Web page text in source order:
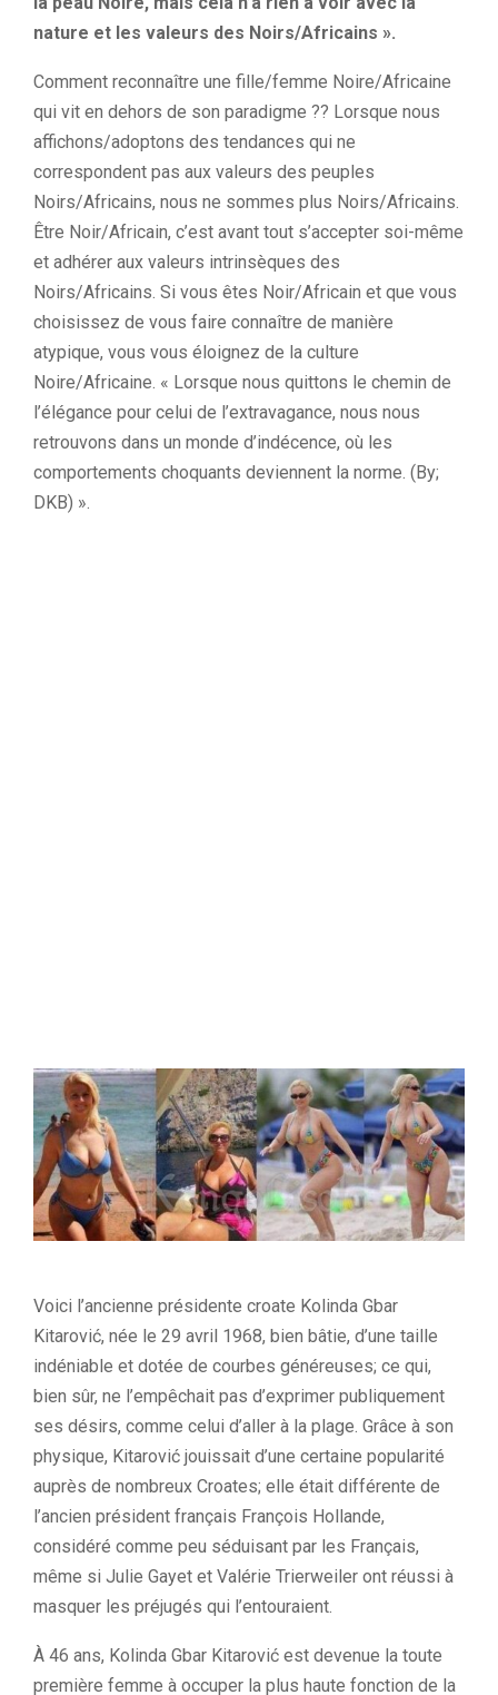
nature et les valeurs des Noirs/Africains ».
Comment reconnaître une fille/femme Noire/Africaine
qui vit en dehors de son paradigme ?? Lorsque nous
affichons/adoptons des tendances qui ne
correspondent pas aux valeurs des peuples
Noirs/Africains, nous ne sommes plus Noirs/Africains.
Être Noir/Africain, c’est avant tout s’accepter soi-même
et adhérer aux valeurs intrinsèques des
Noirs/Africains. Si vous êtes Noir/Africain et que vous
choisissez de vous faire connaître de manière
atypique, vous vous éloignez de la culture
Noire/Africaine. « Lorsque nous quittons le chemin de
l’élégance pour celui de l’extravagance, nous nous
retrouvons dans un monde d’indécence, où les
comportements choquants deviennent la norme. (By;
DKB) ».
Voici l’ancienne présidente croate Kolinda Gbar
Kitarović, née le 29 avril 1968, bien bâtie, d’une taille
indéniable et dotée de courbes généreuses; ce qui,
bien sûr, ne l’empêchait pas d’exprimer publiquement
ses désirs, comme celui d’aller à la plage. Grâce à son
physique, Kitarović jouissait d’une certaine popularité
auprès de nombreux Croates; elle était différente de
l’ancien président français François Hollande,
considéré comme peu séduisant par les Français,
même si Julie Gayet et Valérie Trierweiler ont réussi à
masquer les préjugés qui l’entouraient.
À 46 ans, Kolinda Gbar Kitarović est devenue la toute
première femme à occuper la plus haute fonction de la